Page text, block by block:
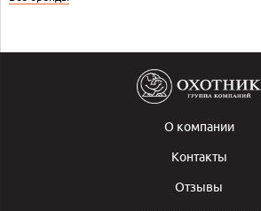
О компании
Контакты
Отзывы